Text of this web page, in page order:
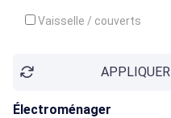
Vaisselle / couverts
Congélateur
APPLIQUER
Électroménager